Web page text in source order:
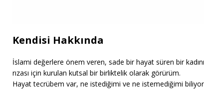
Kendisi Hakkında
İslami değerlere önem veren, sade bir hayat süren bir
rızası için kurulan kutsal bir birliktelik olarak görürüm.
Hayat tecrübem var, ne istediğimi ve ne istemediğimi